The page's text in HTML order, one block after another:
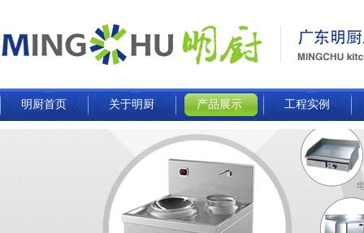
明厨首页 关于明厨 产品展示 工程实例